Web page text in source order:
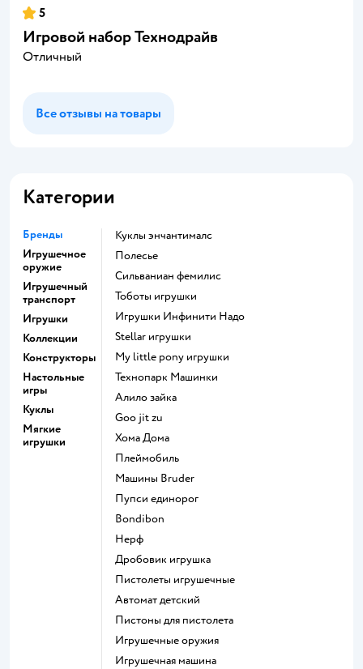
5
Игровой набор Технодрайв
Отличный
Все отзывы на товары
Категории
Бренды
Игрушечное
оружие
Игрушечный
транспорт
Игрушки
Коллекции
Конструкторы
Настольные
игры
Куклы
Мягкие
игрушки
Куклы энчантималс
Полесье
Сильваниан фемилис
Тоботы игрушки
Игрушки Инфинити Надо
Stellar игрушки
my little pony игрушки
Технопарк Машинки
Алило зайка
Goo jit zu
Хома Дома
Плеймобиль
Машины Bruder
Пупси единорог
Bondibon
Нерф
Дробовик игрушка
Пистолеты игрушечные
Автомат детский
Пистоны для пистолета
Игрушечные оружия
Игрушечная машина